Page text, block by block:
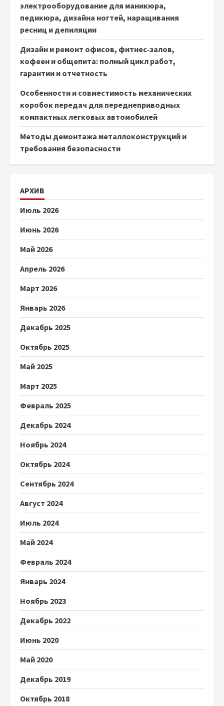
электрооборудование для маникюра,
педикюра, дизайна ногтей, наращивания
ресниц и депиляции
Дизайн и ремонт офисов, фитнес‑залов,
кофеен и общепита: полный цикл работ,
гарантии и отчетность
Особенности и совместимость механических
коробок передач для переднеприводных
компактных легковых автомобилей
Методы демонтажа металлоконструкций и
требования безопасности
АРХИВ
Июль 2026
Июнь 2026
Май 2026
Апрель 2026
Март 2026
Январь 2026
Декабрь 2025
Октябрь 2025
Май 2025
Март 2025
Февраль 2025
Декабрь 2024
Ноябрь 2024
Октябрь 2024
Сентябрь 2024
Август 2024
Июль 2024
Май 2024
Февраль 2024
Январь 2024
Ноябрь 2023
Декабрь 2022
Июнь 2020
Май 2020
Декабрь 2019
Октябрь 2018